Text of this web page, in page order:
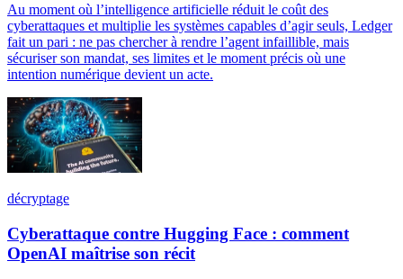
Au moment où l’intelligence artificielle réduit le coût des
cyberattaques et multiplie les systèmes capables d’agir seuls, Ledger
fait un pari : ne pas chercher à rendre l’agent infaillible, mais
sécuriser son mandat, ses limites et le moment précis où une
intention numérique devient un acte.
décryptage
Cyberattaque contre Hugging Face : comment
OpenAI maîtrise son récit